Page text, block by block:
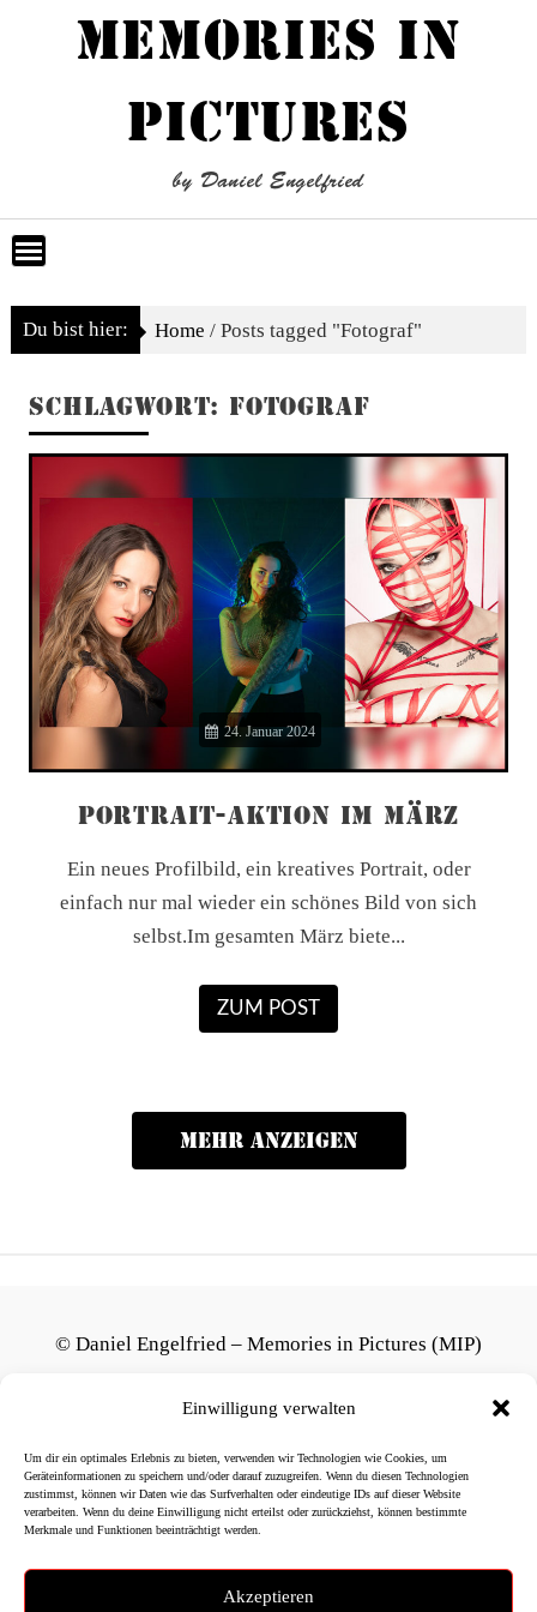
Einwilligung verwalten
Um dir ein optimales Erlebnis zu bieten, verwenden wir Technologien wie Cookies, um
Geräteinformationen zu speichern und/oder darauf zuzugreifen. Wenn du diesen Technologien
zustimmst, können wir Daten wie das Surfverhalten oder eindeutige IDs auf dieser Website
verarbeiten. Wenn du deine Einwilligung nicht erteilst oder zurückziehst, können bestimmte
Merkmale und Funktionen beeinträchtigt werden.
Akzeptieren
MEMORIES IN
PICTURES
by Daniel Engelfried
Du bist hier: Home /Posts tagged "Fotograf"
SCHLAGWORT: FOTOGRAF
24. Januar 2024
PORTRAIT-AKTION IM MÄRZ
Ein neues Profilbild, ein kreatives Portrait, oder
einfach nur mal wieder ein schönes Bild von sich
selbst.Im gesamten März biete...
ZUM POST
MEHR ANZEIGEN
© Daniel Engelfried – Memories in Pictures (MIP)
Alle auf dieser Website veröffentlichten Fotografien,
Eine Nutzung außerhalb der gesetzlichen Schranken des
Urheberrechts bedarf der vorherigen schriftlichen
Zustimmung.